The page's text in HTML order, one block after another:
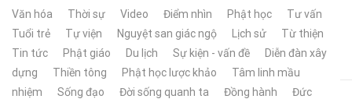
Văn hóa Thời sự Video Điểm nhìn Phật học
Tư vấn
Tuổi trẻ
Tự viện Nguyệt san giác ngộ Lịch sử
Từ thiện
Tin tức
Phật giáo Du lịch Sự kiện - vấn đề
Diễn đàn xây
dựng
Thiền tông Phật học lược khảo
Tâm linh mầu
nhiệm
Sống đạo Đời sống quanh ta Đồng hành
Đức